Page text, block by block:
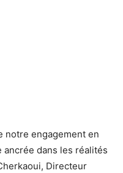
notre engagement en
ancrée dans les réalités
Directeur